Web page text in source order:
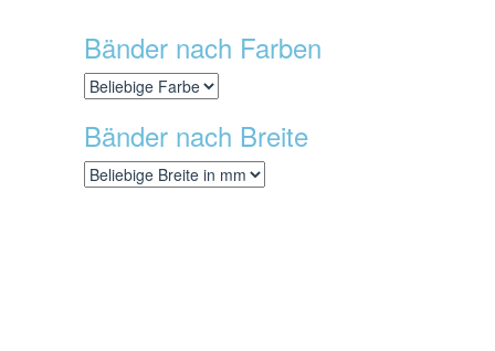
Bänder nach Farben
Bänder nach Breite